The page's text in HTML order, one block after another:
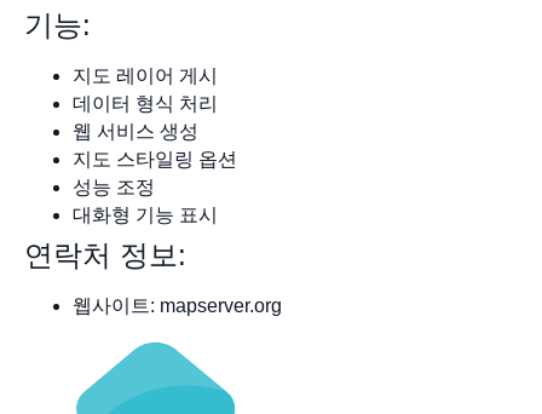
기능:
지도 레이어 게시
데이터 형식 처리
웹 서비스 생성
지도 스타일링 옵션
성능 조정
대화형 기능 표시
연락처 정보:
웹사이트: mapserver.org